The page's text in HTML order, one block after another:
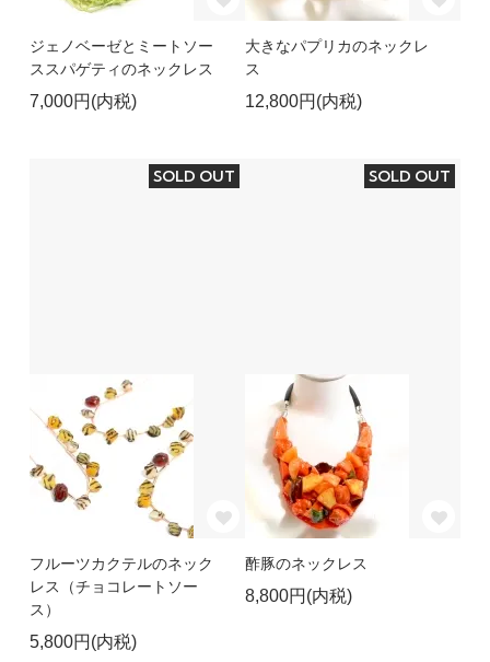
ジェノベーゼとミートソー
ススパゲティのネックレス
7,000円(内税)
大きなパプリカのネックレ
ス
12,800円(内税)
SOLD OUT
フルーツカクテルのネック
レス（チョコレートソー
ス）
5,800円(内税)
SOLD OUT
酢豚のネックレス
8,800円(内税)